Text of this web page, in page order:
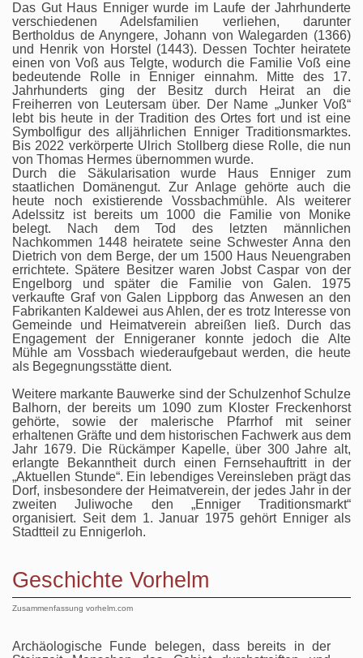
Das Gut Haus Enniger wurde im Laufe der Jahrhunderte
verschiedenen Adelsfamilien verliehen, darunter
Bertholdus de Anyngere, Johann von Walegarden (1366)
und Henrik von Horstel (1443). Dessen Tochter heiratete
einen von Voß aus Telgte, wodurch die Familie Voß eine
bedeutende Rolle in Enniger einnahm. Mitte des 17.
Jahrhunderts ging der Besitz durch Heirat an die
Freiherren von Leutersam über. Der Name „Junker Voß“
lebt bis heute in der Tradition des Ortes fort und ist eine
Symbolfigur des alljährlichen Enniger Traditionsmarktes.
Bis 2022 verkörperte Ulrich Stollberg diese Rolle, die nun
von Thomas Hermes übernommen wurde.
Durch die Säkularisation wurde Haus Enniger zum
staatlichen Domänengut. Zur Anlage gehörte auch die
heute noch existierende Vossbachmühle. Als weiterer
Adelssitz ist bereits um 1000 die Familie von Monike
belegt. Nach dem Tod des letzten männlichen
Nachkommen 1448 heiratete seine Schwester Anna den
Dietrich von dem Berge, der um 1500 Haus Neuengraben
errichtete. Spätere Besitzer waren Jobst Caspar von der
Engelborg und später die Familie von Galen. 1975
verkaufte Graf von Galen Lippborg das Anwesen an den
Fabrikanten Kaldewei aus Ahlen, der es trotz Interesse von
Gemeinde und Heimatverein abreißen ließ. Durch das
Engagement der Ennigeraner konnte jedoch die Alte
Mühle am Vossbach wiederaufgebaut werden, die heute
als Begegnungsstätte dient.
Weitere markante Bauwerke sind der Schulzenhof Schulze
Balhorn, der bereits um 1090 zum Kloster Freckenhorst
gehörte, sowie der malerische Pfarrhof mit seiner
erhaltenen Gräfte und dem historischen Fachwerk aus dem
Jahr 1679. Die Rückämper Kapelle, über 300 Jahre alt,
erlangte Bekanntheit durch einen Fernsehauftritt in der
„Aktuellen Stunde“. Ein lebendiges Vereinsleben prägt das
Dorf, insbesondere der Heimatverein, der jedes Jahr in der
zweiten Juliwoche den „Enniger Traditionsmarkt“
organisiert. Seit dem 1. Januar 1975 gehört Enniger als
Stadtteil zu Ennigerloh.
Geschichte Vorhelm
Zusammenfassung vorhelm.com
Archäologische Funde belegen, dass bereits in der